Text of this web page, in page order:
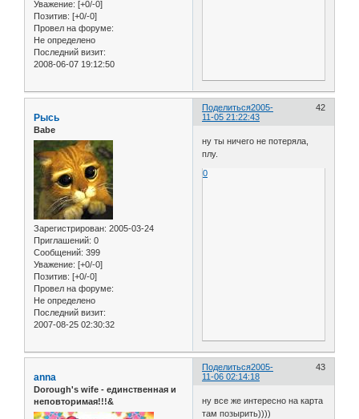
Уважение: [+0/-0]
Позитив: [+0/-0]
Провел на форуме:
Не определено
Последний визит:
2008-06-07 19:12:50
Поделиться 42
2005-
11-05 21:22:43
Рысь
Babe
Зарегистрирован: 2005-03-24
Приглашений: 0
Сообщений: 399
Уважение: [+0/-0]
Позитив: [+0/-0]
Провел на форуме:
Не определено
Последний визит:
2007-08-25 02:30:32
ну ты ничего не потеряла,
плу.
0
Поделиться 43
2005-
11-06 02:14:18
anna
Dorough's wife - единственная и
неповторимая!!!&
ну все же интересно на карта
там позырить))))